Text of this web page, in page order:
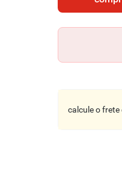
calcule o frete